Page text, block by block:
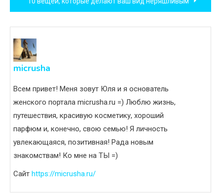
записям
micrusha
Всем привет! Меня зовут Юля и я основатель
женского портала micrusha.ru =) Люблю жизнь,
путешествия, красивую косметику, хороший
парфюм и, конечно, свою семью! Я личность
увлекающаяся, позитивная! Рада новым
знакомствам! Ко мне на ТЫ =)
Сайт https://micrusha.ru/